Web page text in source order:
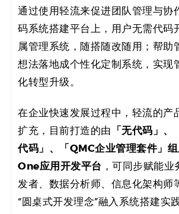
通过使用轻流来促进团队管理与协
码系统搭建平台上，用户无需代码
属管理系统，随搭随改随用；帮助
想法落地成个性化定制系统，实现
化转型升级。
在企业快速发展过程中，轻流的产
扩充，目前打造的由
「无代码」
代码」、「QMC企业管理套件」
One应用开发平台 ，可同步赋能
发者、数据分析师、信息化架构师
“圆桌式开发理念”融入系统搭建实